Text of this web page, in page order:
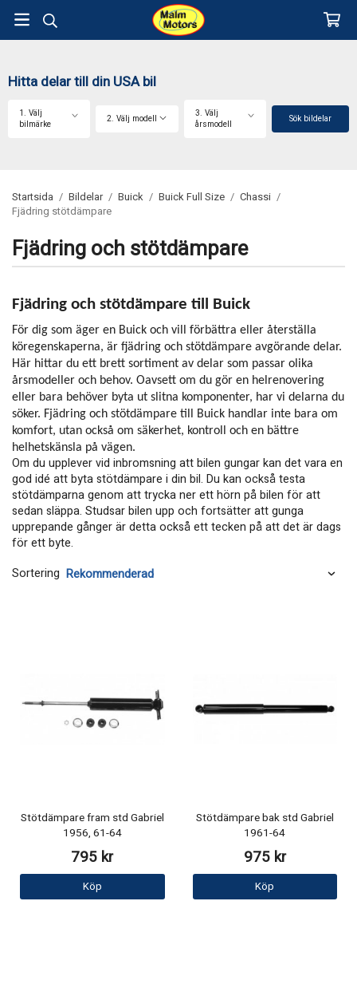
Hitta delar till din USA bil
1. Välj
bilmärke
2. Välj modell
3. Välj
årsmodell
Sök bildelar
Startsida / Bildelar / Buick / Buick Full Size / Chassi /
Fjädring stötdämpare
Fjädring och stötdämpare
Fjädring och stötdämpare till Buick
För dig som äger en Buick och vill förbättra eller återställa
köregenskaperna, är fjädring och stötdämpare avgörande delar.
Här hittar du ett brett sortiment av delar som passar olika
årsmodeller och behov. Oavsett om du gör en helrenovering
eller bara behöver byta ut slitna komponenter, har vi delarna du
söker. Fjädring och stötdämpare till Buick handlar inte bara om
komfort, utan också om säkerhet, kontroll och en bättre
helhetskänsla på vägen.
Om du upplever vid inbromsning att bilen gungar kan det vara en
god idé att byta stötdämpare i din bil. Du kan också testa
stötdämparna genom att trycka ner ett hörn på bilen för att
sedan släppa. Studsar bilen upp och fortsätter att gunga
upprepande gånger är detta också ett tecken på att det är dags
för ett byte.
Sortering
Stötdämpare fram std Gabriel
1956, 61-64
795 kr
Köp
Stötdämpare bak std Gabriel
1961-64
975 kr
Köp